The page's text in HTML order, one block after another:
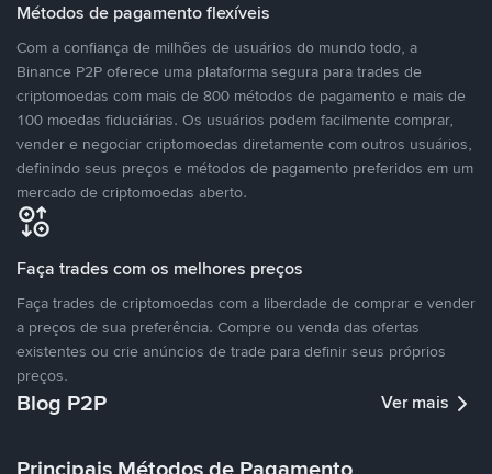
Métodos de pagamento flexíveis
Com a confiança de milhões de usuários do mundo todo, a
Binance P2P oferece uma plataforma segura para trades de
criptomoedas com mais de 800 métodos de pagamento e mais de
100 moedas fiduciárias. Os usuários podem facilmente comprar,
vender e negociar criptomoedas diretamente com outros usuários,
definindo seus preços e métodos de pagamento preferidos em um
mercado de criptomoedas aberto.
Faça trades com os melhores preços
Faça trades de criptomoedas com a liberdade de comprar e vender
a preços de sua preferência. Compre ou venda das ofertas
existentes ou crie anúncios de trade para definir seus próprios
preços.
Blog P2P Ver mais